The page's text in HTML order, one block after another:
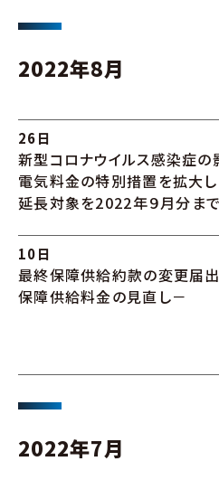
2022年8月
26日
新型コロナウイルス感染症の
電気料金の特別措置を拡大
延長対象を2022年９月分ま
10日
最終保障供給約款の変更届
保障供給料金の見直し－
2022年7月